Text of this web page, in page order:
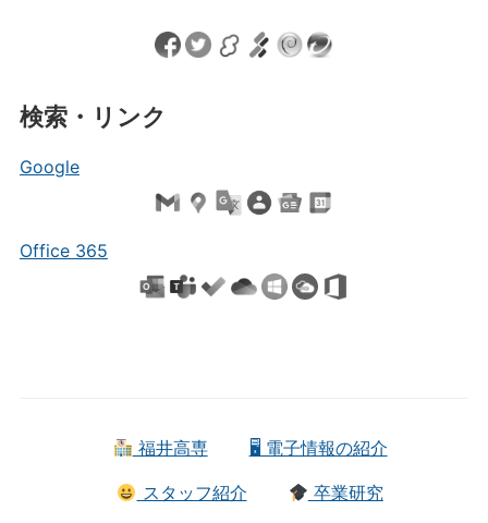
検索・リンク
Google
Office 365
福井高専 🖥 電子情報の紹介
スタッフ紹介 卒業研究